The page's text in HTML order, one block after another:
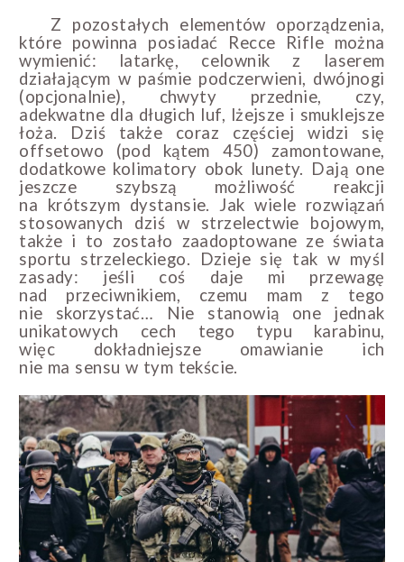
Z pozostałych elementów oporządzenia,
które powinna posiadać Recce Rifle można
wymienić: latarkę, celownik z laserem
działającym w paśmie podczerwieni, dwójnogi
(opcjonalnie), chwyty przednie, czy,
adekwatne dla długich luf, lżejsze i smuklejsze
łoża. Dziś także coraz częściej widzi się
offsetowo (pod kątem 450) zamontowane,
dodatkowe kolimatory obok lunety. Dają one
jeszcze szybszą możliwość reakcji
na krótszym dystansie. Jak wiele rozwiązań
stosowanych dziś w strzelectwie bojowym,
także i to zostało zaadoptowane ze świata
sportu strzeleckiego. Dzieje się tak w myśl
zasady: jeśli coś daje mi przewagę
nad przeciwnikiem, czemu mam z tego
nie skorzystać… Nie stanowią one jednak
unikatowych cech tego typu karabinu,
więc dokładniejsze omawianie ich
nie ma sensu w tym tekście.